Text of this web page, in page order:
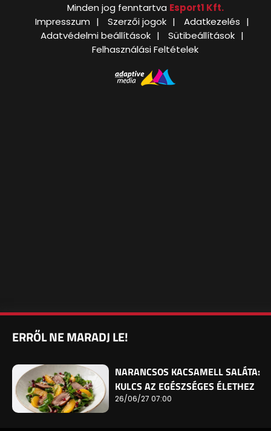
Minden jog fenntartva Esport1 Kft.
Impresszum
Szerzői jogok
Adatkezelés
Adatvédelmi beállítások
Sütibeállítások
Felhasználási Feltételek
ERRŐL NE MARADJ LE!
NARANCSOS KACSAMELL SALÁTA:
KULCS AZ EGÉSZSÉGES ÉLETHEZ
26/06/27 07:00